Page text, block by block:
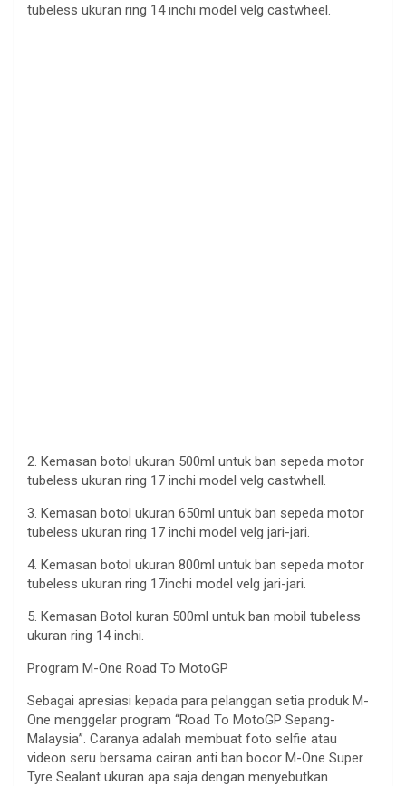
tubeless ukuran ring 14 inchi model velg castwheel.
2. Kemasan botol ukuran 500ml untuk ban sepeda motor
tubeless ukuran ring 17 inchi model velg castwhell.
3. Kemasan botol ukuran 650ml untuk ban sepeda motor
tubeless ukuran ring 17 inchi model velg jari-jari.
4. Kemasan botol ukuran 800ml untuk ban sepeda motor
tubeless ukuran ring 17inchi model velg jari-jari.
5. Kemasan Botol kuran 500ml untuk ban mobil tubeless
ukuran ring 14 inchi.
Program M-One Road To MotoGP
Sebagai apresiasi kepada para pelanggan setia produk M-
One menggelar program “Road To MotoGP Sepang-
Malaysia”. Caranya adalah membuat foto selfie atau
videon seru bersama cairan anti ban bocor M-One Super
Tyre Sealant ukuran apa saja dengan menyebutkan